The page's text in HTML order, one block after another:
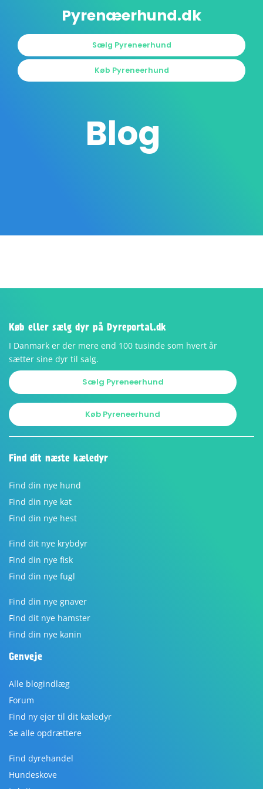
Pyrenæerhund.dk
Sælg Pyreneerhund
Køb Pyreneerhund
Blog
Køb eller sælg dyr på Dyreportal.dk
I Danmark er der mere end 100 tusinde som hvert år
sætter sine dyr til salg.
Sælg Pyreneerhund
Køb Pyreneerhund
Find dit næste kæledyr
Find din nye hund
Find din nye kat
Find din nye hest
Find dit nye krybdyr
Find din nye fisk
Find din nye fugl
Find din nye gnaver
Find dit nye hamster
Find din nye kanin
Genveje
Alle blogindlæg
Forum
Find ny ejer til dit kæledyr
Se alle opdrættere
Find dyrehandel
Hundeskove